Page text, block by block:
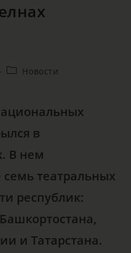
Новости
в
В нем
театральных
республик:
и Татарстана.